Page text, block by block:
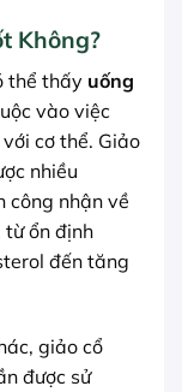
Không?
thể thấy uống
vào việc
cơ thể. Giảo
nhiều
công nhận về
từ ổn định
đến tăng
giảo cổ
được sử